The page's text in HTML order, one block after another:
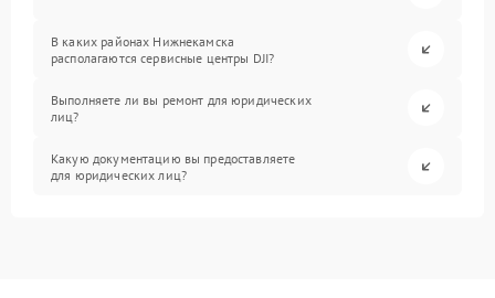
В каких районах Нижнекамска
располагаются сервисные центры DJI?
Выполняете ли вы ремонт для юридических
лиц?
Какую документацию вы предоставляете
для юридических лиц?